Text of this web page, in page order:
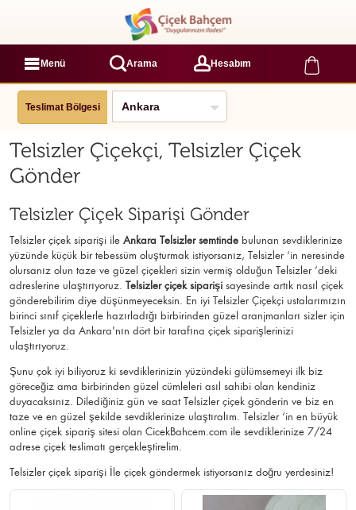
Menü Arama Hesabım
Teslimat Bölgesi
Telsizler Çiçekçi, Telsizler Çiçek
Gönder
Telsizler Çiçek Siparişi Gönder
Telsizler çiçek siparişi ile Ankara Telsizler semtinde bulunan sevdiklerinize
yüzünde küçük bir tebessüm oluşturmak istiyorsanız, Telsizler ‘in neresinde
olursanız olun taze ve güzel çiçekleri sizin vermiş olduğun Telsizler ’deki
adreslerine ulaştırıyoruz. Telsizler çiçek siparişi sayesinde artık nasıl çiçek
gönderebilirim diye düşünmeyeceksin. En iyi Telsizler Çiçekçi ustalarımızın
birinci sınıf çiçeklerle hazırladığı birbirinden güzel aranjmanları sizler için
Telsizler ya da Ankara'nın dört bir tarafına çiçek siparişlerinizi
ulaştırıyoruz.
Şunu çok iyi biliyoruz ki sevdiklerinizin yüzündeki gülümsemeyi ilk biz
göreceğiz ama birbirinden güzel cümleleri asıl sahibi olan kendiniz
duyacaksınız. Dilediğiniz gün ve saat Telsizler çiçek gönderin ve biz en
taze ve en güzel şekilde sevdiklerinize ulaştıralım. Telsizler ‘in en büyük
online çiçek sipariş sitesi olan CicekBahcem.com ile sevdiklerinize 7/24
adrese çiçek teslimatı gerçekleştirelim.
Telsizler çiçek siparişi İle çiçek göndermek istiyorsanız doğru yerdesiniz!